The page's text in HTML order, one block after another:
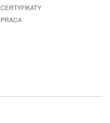
CERTYFIKATY
PRACA